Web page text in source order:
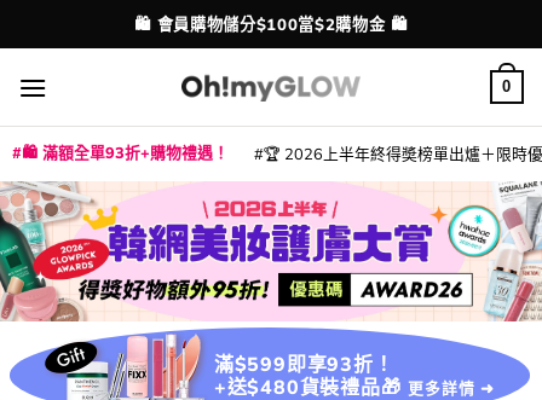
to
content
配送港澳
💳 支援消費券、FPS、八達通、PAYME、信用卡付款
0
🛍️ 滿額全單93折+購物禮遇！ 🏆 2026上半年終得奬榜單出爐＋限時
滿$599即享93折！
+送$480貨裝禮品🎁 更多詳情 ➜